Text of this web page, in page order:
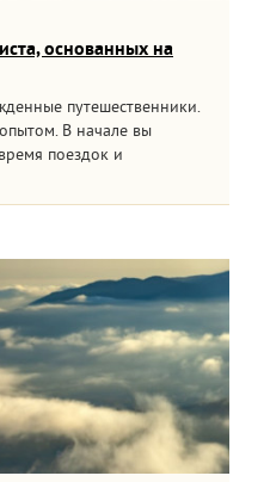
основанных на
путешественники.
В начале вы
поездок и